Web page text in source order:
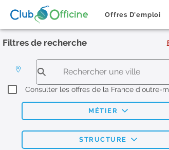
Offres D'emploi
Filtres de recherche
Consulter les offres de la France d'outre-
MÉTIER
STRUCTURE